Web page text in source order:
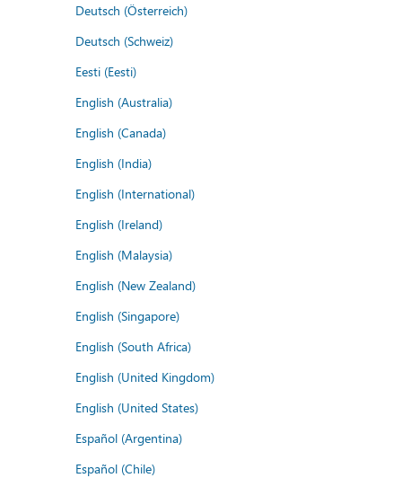
Deutsch (Österreich)
Deutsch (Schweiz)
Eesti (Eesti)
English (Australia)
English (Canada)
English (India)
English (International)
English (Ireland)
English (Malaysia)
English (New Zealand)
English (Singapore)
English (South Africa)
English (United Kingdom)
English (United States)
Español (Argentina)
Español (Chile)